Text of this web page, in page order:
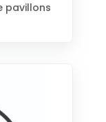
pavillons